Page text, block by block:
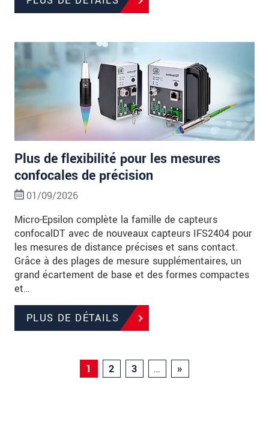
Plus de flexibilité pour les mesures
confocales de précision
01/09/2026
Micro-Epsilon complète la famille de capteurs
confocalDT avec de nouveaux capteurs IFS2404 pour
les mesures de distance précises et sans contact.
Grâce à des plages de mesure supplémentaires, un
grand écartement de base et des formes compactes
et…
PLUS DE DÉTAILS
1 2 3 … »